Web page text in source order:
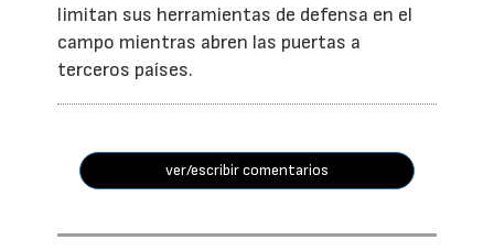
limitan sus herramientas de defensa en el
campo mientras abren las puertas a
terceros países.
ver/escribir comentarios